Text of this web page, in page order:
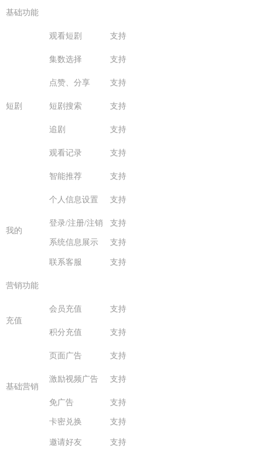
基础功能
短剧
观看短剧 支持
集数选择 支持
点赞、分享 支持
短剧搜索 支持
追剧 支持
观看记录 支持
智能推荐 支持
我的
个人信息设置 支持
登录/注册/注销 支持
系统信息展示 支持
联系客服 支持
营销功能
充值
会员充值 支持
积分充值 支持
基础营销
页面广告 支持
激励视频广告 支持
免广告 支持
卡密兑换 支持
邀请好友 支持